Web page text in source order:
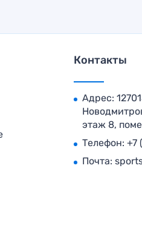
Контакты
Адрес:
этаж 8,
Телефон: +7
Почта: